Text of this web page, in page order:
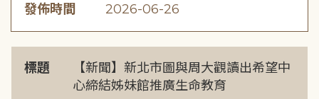
發佈時間 2026-06-26
標題
【新聞】新北市圖與周大觀讀出希望中
心締結姊妹館推廣生命教育